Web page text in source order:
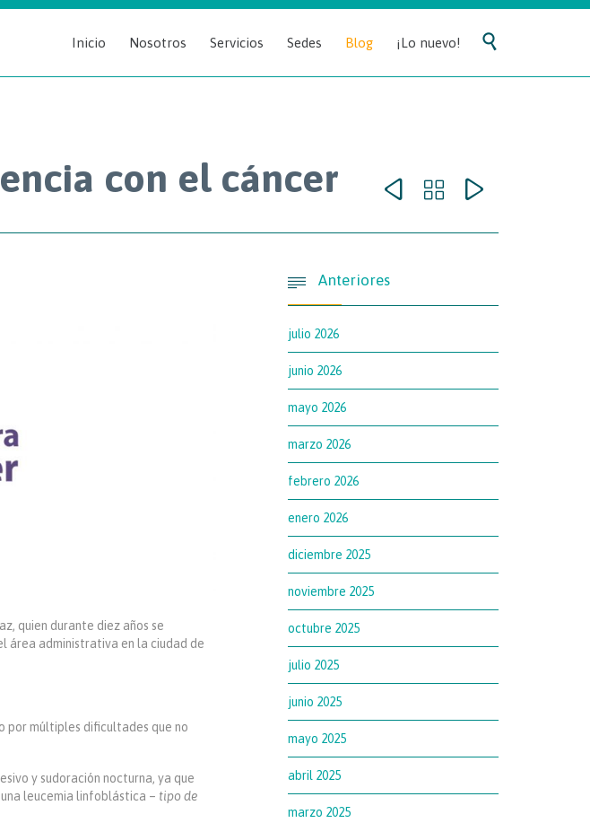
Skip
to
Inicio Nosotros Servicios Sedes Blog ¡Lo nuevo! 
con el cáncer   
quien durante diez años se
área administrativa en la ciudad de
por múltiples dificultades que no
y sudoración nocturna, ya que
leucemia linfoblástica – tipo de
 Anteriores
julio 2026
junio 2026
mayo 2026
marzo 2026
febrero 2026
enero 2026
diciembre 2025
noviembre 2025
octubre 2025
julio 2025
junio 2025
mayo 2025
abril 2025
marzo 2025